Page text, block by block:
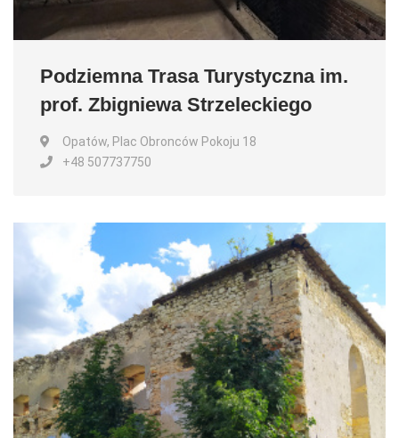
Podziemna Trasa Turystyczna im.
prof. Zbigniewa Strzeleckiego
Opatów, Plac Obronców Pokoju 18
+48 507737750